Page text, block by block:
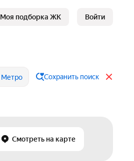
Моя подборка ЖК Войти
Метро Сохранить поиск
Смотреть на карте